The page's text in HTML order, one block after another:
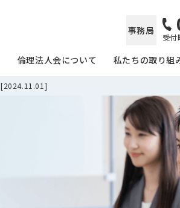
事務局
受付
倫理法人会について 私たちの取り組
[2024.11.01]